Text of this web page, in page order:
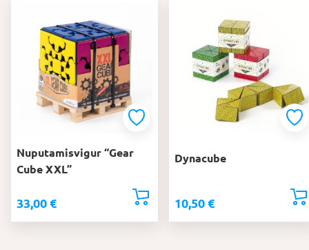
Nuputamisvigur “Gear
Cube XXL”
33,00 €
Dynacube
10,50 €